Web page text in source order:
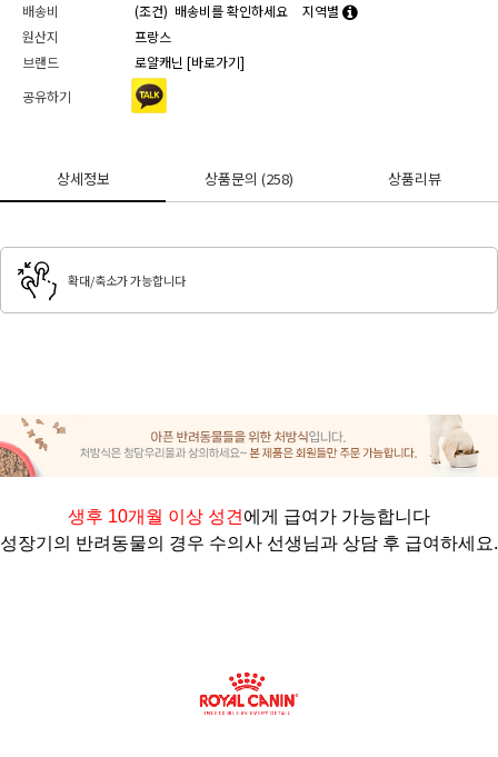
배송비
(조건) 배송비를 확인하세요
지역별
원산지
프랑스
브랜드
로얄캐닌 [바로가기]
공유하기
상세정보 상품문의 (258) 상품리뷰
확대/축소가 가능합니다
생후 10개월 이상 성견 에게 급여가 가능합니다
성장기의 반려동물의 경우 수의사 선생님과 상담 후 급여하세요.